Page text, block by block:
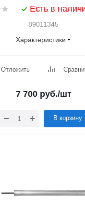
Есть в
89011345
Характеристики
Отложить
7 700руб./шт
В корзину